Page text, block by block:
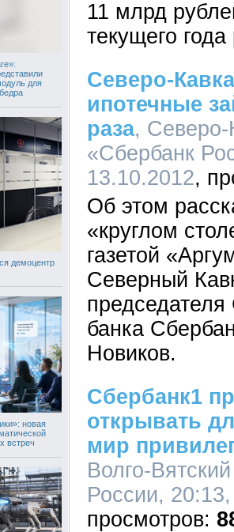
для
демоцентр
новая
встреч
11 млрд
текущего
Северо-
ипотечные
раза, Северо-
«Сбербанк
13.10.2012
Об этом
«круглом
газетой
Северный
председателя
банка
Новиков.
Сбербанк1
открывать
мир
Волго-
России,